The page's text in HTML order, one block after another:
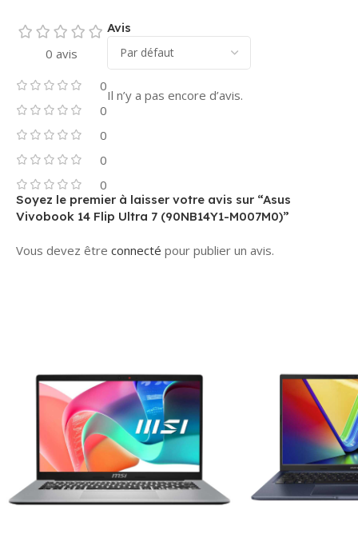
0 avis
0
0
0
0
0
Avis
Il n’y a pas encore d’avis.
Soyez le premier à laisser votre avis sur “Asus
Vivobook 14 Flip Ultra 7 (90NB14Y1-M007M0)”
Vous devez être connecté pour publier un avis.